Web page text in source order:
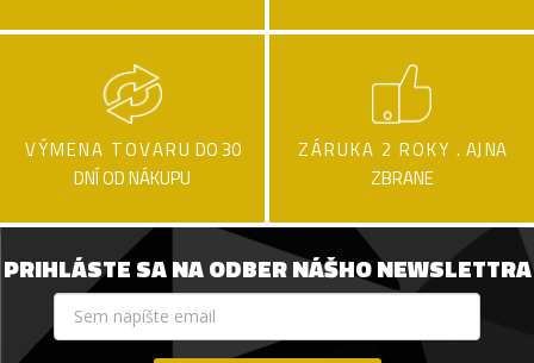
VÝMENA TOVARU DO 30
DNÍ OD NÁKUPU
ZÁRUKA 2 ROKY . AJ NA
ZBRANE
PRIHLÁSTE SA NA ODBER NÁŠHO NEWSLETTRA